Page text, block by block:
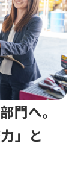
門へ。
」と